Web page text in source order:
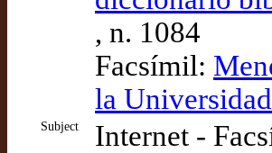
, n. 1084
Facsímil:
la
Subject Internet -